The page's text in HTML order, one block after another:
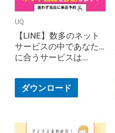
UQ
【LINE】数多のネット
サービスの中であなた
に合うサービスは...
ダウンロード